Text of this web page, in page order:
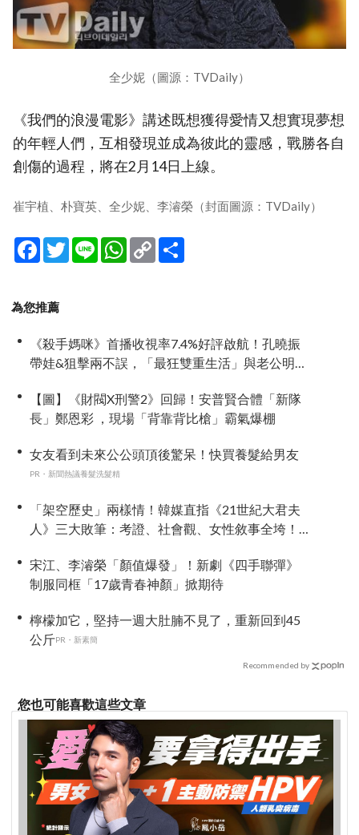
全少妮（圖源：TVDaily）
《我們的浪漫電影》講述既想獲得愛情又想實現夢想
的年輕人們，互相發現並成為彼此的靈感，戰勝各自
創傷的過程，將在2月14日上線。
崔宇植、朴寶英、全少妮、李濬榮（封面圖源：TVDaily）
Facebook
TwitterLine WhatsApp
Copy
Link
為您推薦
《殺手媽咪》首播收視率7.4%好評啟航！孔曉振
帶娃&狙擊兩不誤，「最狂雙重生活」與老公明追
【圖】《財閥X刑警2》回歸！安普賢合體「新隊
長」鄭恩彩 ，現場「背靠背比槍」霸氣爆棚
女友看到未來公公頭頂後驚呆！快買養髮給男友
PR・新聞熱議養髮洗髮精
「架空歷史」兩樣情！韓媒直指《21世紀大君夫
人》三大敗筆：考證、社會觀、女性敘事全垮！
宋江、李濬榮「顏值爆發」！新劇《四手聯彈》
制服同框「17歲青春神顏」掀期待
檸檬加它，堅持一週大肚腩不見了，重新回到45
公斤PR・新素簡
Recommended by
您也可能喜歡這些文章